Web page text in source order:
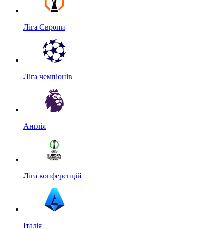
Ліга Європи
Ліга чемпіонів
Англія
Ліга конференцій
Італія